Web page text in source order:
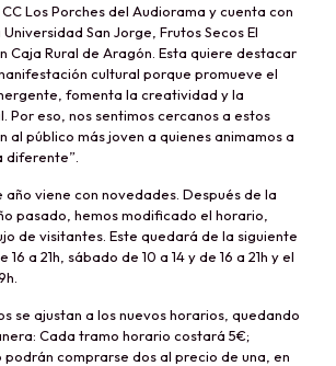
Los Porches del Audiorama y cuenta con
San Jorge, Frutos Secos El
Caja Rural de Aragón. Esta quiere destacar
cultural porque promueve el
fomenta la creatividad y la
Por eso, nos sentimos cercanos a estos
al público más joven a quienes animamos a
diferente”.
viene con novedades. Después de la
pasado, hemos modificado el horario,
de visitantes. Este quedará de la siguiente
a 21h, sábado de 10 a 14 y de 16 a 21h y el
se ajustan a los nuevos horarios, quedando
Cada tramo horario costará 5€;
podrán comprarse dos al precio de una, en